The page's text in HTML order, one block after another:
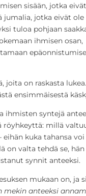
sisään, jotka
jumalia, jotka eivät ole
tuloa pohjaan
ihmisen osan,
joita on raskasta
ensimmäisestä
ihmisten syntejä
millä
eihän kuka tahansa voi
on valta tehdä se, hän
synnit anteeksi.
mukaan on, ja
mekin anteeksi